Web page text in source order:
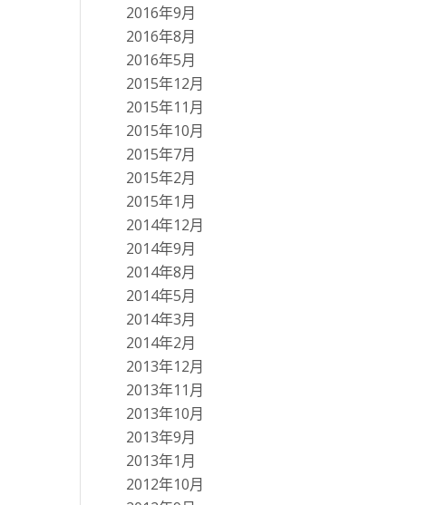
2016年9月
2016年8月
2016年5月
2015年12月
2015年11月
2015年10月
2015年7月
2015年2月
2015年1月
2014年12月
2014年9月
2014年8月
2014年5月
2014年3月
2014年2月
2013年12月
2013年11月
2013年10月
2013年9月
2013年1月
2012年10月